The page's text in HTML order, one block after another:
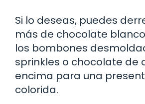
Si lo deseas, puedes
más de chocolate
los bombones
sprinkles o chocolate de
encima para una
colorida.